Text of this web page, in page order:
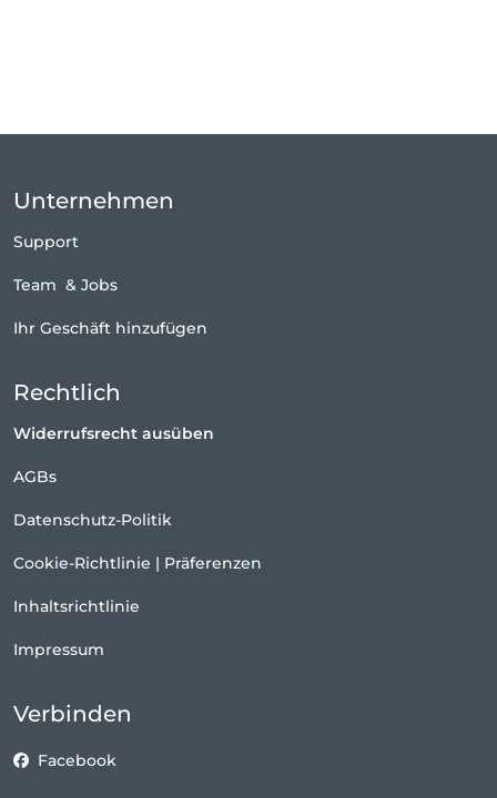
Unternehmen
Support
Team & Jobs
Ihr Geschäft hinzufügen
Rechtlich
Widerrufsrecht ausüben
AGBs
Datenschutz-Politik
Cookie-Richtlinie | Präferenzen
Inhaltsrichtlinie
Impressum
Verbinden
Facebook